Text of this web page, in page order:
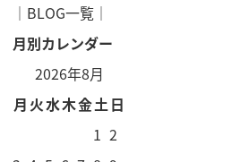
│ BLOG一覧 │
月別カレンダー
2026年8月
月 火水木金土 日
1 2